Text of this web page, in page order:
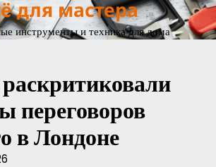
для мастера
инструменты и техника для дома
переговоров
в Лондоне